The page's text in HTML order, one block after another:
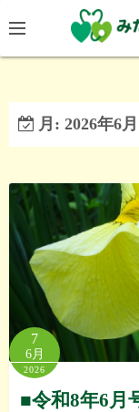
ン
テ
ツ
月: 2026年6月
7
6月
2026
■令和8年6月